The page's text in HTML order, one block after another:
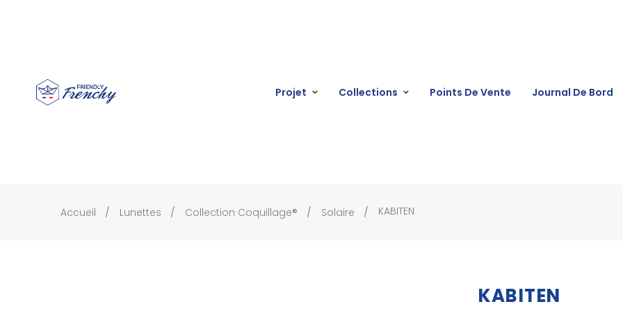
Projet Collections Points De Vente Journal De Bord
Accueil Lunettes Collection Coquillage® Solaire KABITEN
KABITEN